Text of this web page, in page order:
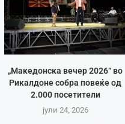
„Македонска вечер 2026“ во
Рикалдоне собра повеќе од
2.000 посетители
јули 24, 2026